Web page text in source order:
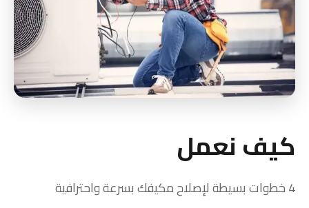
كيف نعمل
4 خطوات بسيطة لإصلاح مكيفك بسرعة واحترافية